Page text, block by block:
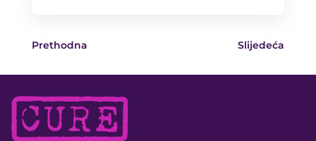
Prethodna Slijedeća